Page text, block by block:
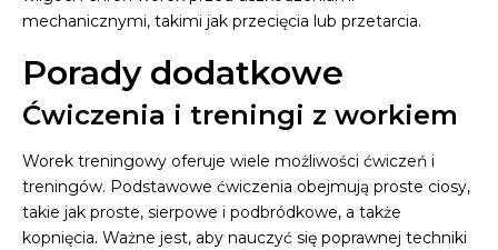
mechanicznymi, takimi jak przecięcia lub przetarcia.
Porady dodatkowe
Ćwiczenia i treningi z workiem
Worek treningowy oferuje wiele możliwości ćwiczeń i
treningów. Podstawowe ćwiczenia obejmują proste ciosy,
takie jak proste, sierpowe i podbródkowe, a także
kopnięcia. Ważne jest, aby nauczyć się poprawnej techniki